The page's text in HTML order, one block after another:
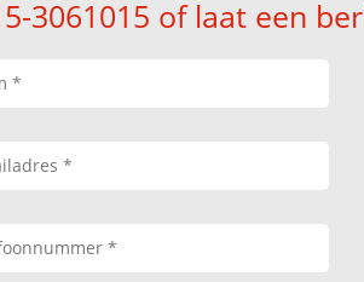
3061015 of laat een